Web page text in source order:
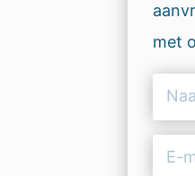
met
en